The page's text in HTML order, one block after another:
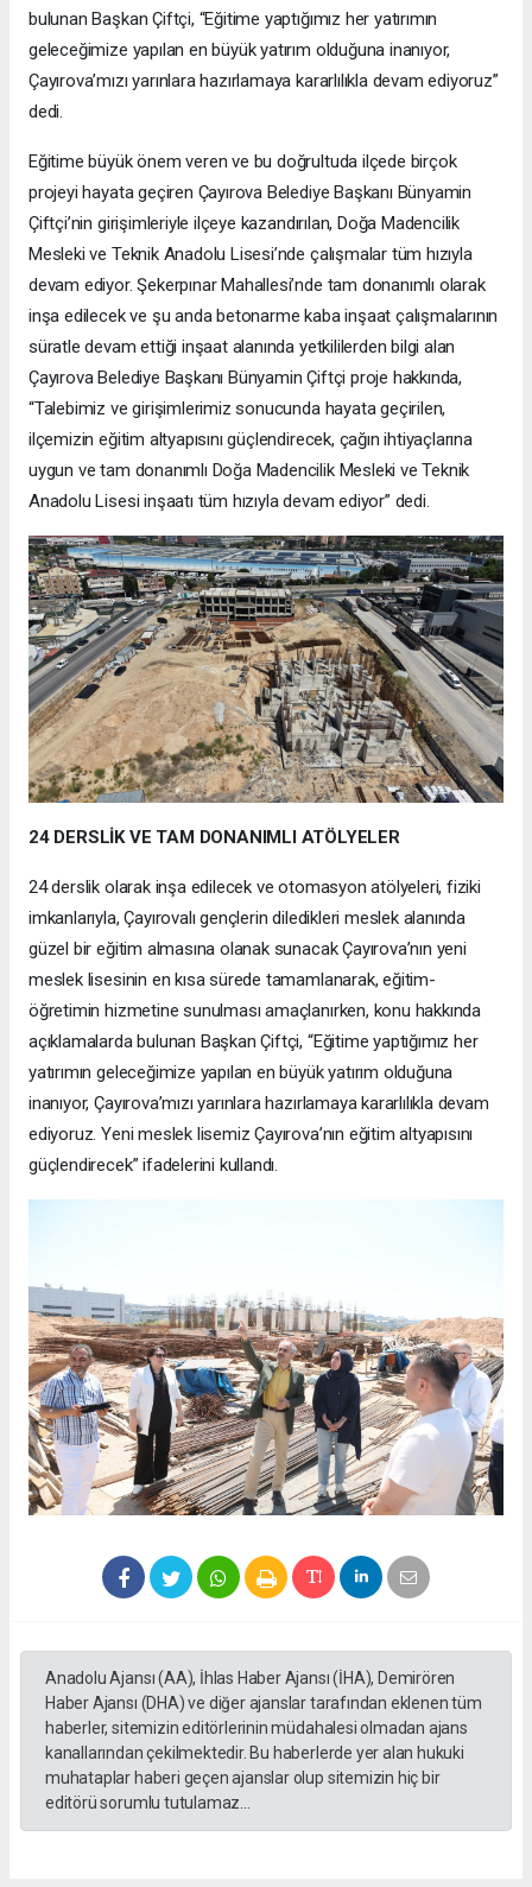
bulunan Başkan Çiftçi, “Eğitime yaptığımız her yatırımın
geleceğimize yapılan en büyük yatırım olduğuna inanıyor,
Çayırova’mızı yarınlara hazırlamaya kararlılıkla devam ediyoruz”
dedi.
Eğitime büyük önem veren ve bu doğrultuda ilçede birçok
projeyi hayata geçiren Çayırova Belediye Başkanı Bünyamin
Çiftçi’nin girişimleriyle ilçeye kazandırılan, Doğa Madencilik
Mesleki ve Teknik Anadolu Lisesi’nde çalışmalar tüm hızıyla
devam ediyor. Şekerpınar Mahallesi’nde tam donanımlı olarak
inşa edilecek ve şu anda betonarme kaba inşaat çalışmalarının
süratle devam ettiği inşaat alanında yetkililerden bilgi alan
Çayırova Belediye Başkanı Bünyamin Çiftçi proje hakkında,
“Talebimiz ve girişimlerimiz sonucunda hayata geçirilen,
ilçemizin eğitim altyapısını güçlendirecek, çağın ihtiyaçlarına
uygun ve tam donanımlı Doğa Madencilik Mesleki ve Teknik
Anadolu Lisesi inşaatı tüm hızıyla devam ediyor” dedi.
24 DERSLİK VE TAM DONANIMLI ATÖLYELER
24 derslik olarak inşa edilecek ve otomasyon atölyeleri, fiziki
imkanlarıyla, Çayırovalı gençlerin diledikleri meslek alanında
güzel bir eğitim almasına olanak sunacak Çayırova’nın yeni
meslek lisesinin en kısa sürede tamamlanarak, eğitim-
öğretimin hizmetine sunulması amaçlanırken, konu hakkında
açıklamalarda bulunan Başkan Çiftçi, “Eğitime yaptığımız her
yatırımın geleceğimize yapılan en büyük yatırım olduğuna
inanıyor, Çayırova’mızı yarınlara hazırlamaya kararlılıkla devam
ediyoruz. Yeni meslek lisemiz Çayırova’nın eğitim altyapısını
güçlendirecek” ifadelerini kullandı.
Anadolu Ajansı (AA), İhlas Haber Ajansı (İHA), Demirören
Haber Ajansı (DHA) ve diğer ajanslar tarafından eklenen tüm
haberler, sitemizin editörlerinin müdahalesi olmadan ajans
kanallarından çekilmektedir. Bu haberlerde yer alan hukuki
muhataplar haberi geçen ajanslar olup sitemizin hiç bir
editörü sorumlu tutulamaz...